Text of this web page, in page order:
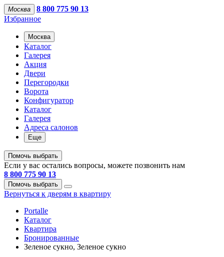
Москва
8 800 775 90 13
Избранное
Москва
Каталог
Галерея
Акция
Двери
Перегородки
Ворота
Конфигуратор
Каталог
Галерея
Адреса салонов
Еще
Помочь выбрать
Если у вас остались вопросы, можете позвонить нам
8 800 775 90 13
Помочь выбрать
Вернуться к дверям в квартиру
Portalle
Каталог
Квартира
Бронированные
Зеленое сукно, Зеленое сукно